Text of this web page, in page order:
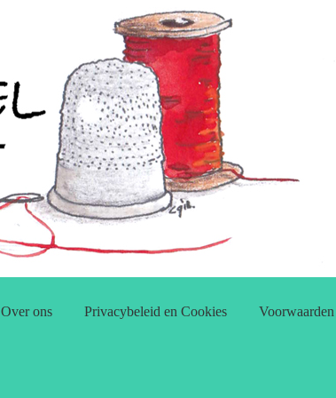
Over ons Privacybeleid en Cookies Voorwaarden